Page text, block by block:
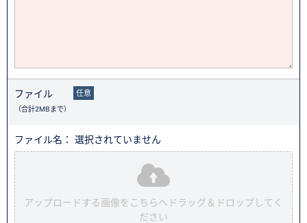
ファイル
（合計2MBまで）
任意
ファイル名： 選択されていません
アップロードする画像をこちらへドラッグ＆ドロップしてく
ださい